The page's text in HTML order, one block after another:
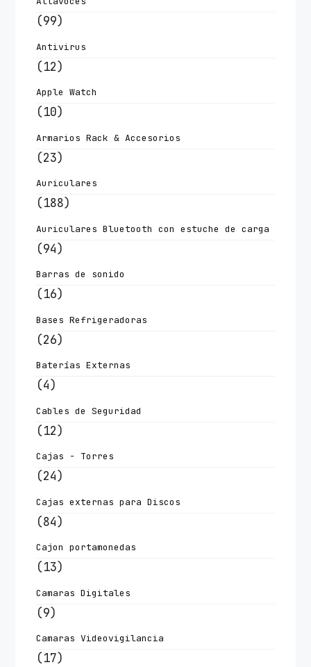
(99)
Antivirus
(12)
Apple Watch
(10)
Armarios Rack & Accesorios
(23)
Auriculares
(188)
Auriculares Bluetooth con estuche de carga
(94)
Barras de sonido
(16)
Bases Refrigeradoras
(26)
Baterías Externas
(4)
Cables de Seguridad
(12)
Cajas - Torres
(24)
Cajas externas para Discos
(84)
Cajon portamonedas
(13)
Camaras Digitales
(9)
Camaras Videovigilancia
(17)